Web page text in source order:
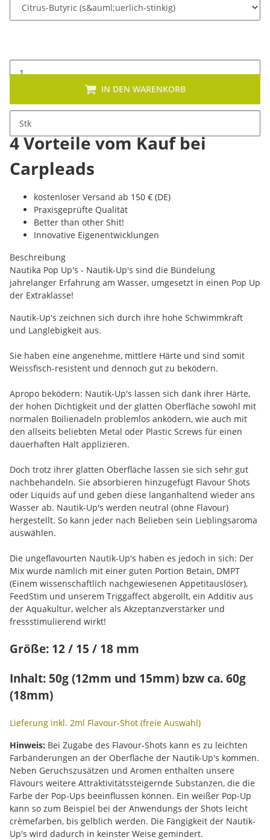
Stk
IN DEN WARENKORB
4 Vorteile vom Kauf bei
Carpleads
kostenloser Versand ab 150 € (DE)
Praxisgeprüfte Qualität
Better than other Shit!
Innovative Eigenentwicklungen
Beschreibung
Nautika Pop Up's - Nautik-Up's sind die Bündelung
jahrelanger Erfahrung am Wasser, umgesetzt in einen Pop Up
der Extraklasse!
Nautik-Up's zeichnen sich durch ihre hohe Schwimmkraft
und Langlebigkeit aus.
Sie haben eine angenehme, mittlere Härte und sind somit
Weissfisch-resistent und dennoch gut zu beködern.
Apropo beködern: Nautik-Up's lassen sich dank ihrer Härte,
der hohen Dichtigkeit und der glatten Oberfläche sowohl mit
normalen Boilienadeln problemlos anködern, wie auch mit
den allseits beliebten Metal oder Plastic Screws für einen
dauerhaften Halt applizieren.
Doch trotz ihrer glatten Oberfläche lassen sie sich sehr gut
nachbehandeln. Sie absorbieren hinzugefügt Flavour Shots
oder Liquids auf und geben diese langanhaltend wieder ans
Wasser ab. Nautik-Up's werden neutral (ohne Flavour)
hergestellt. So kann jeder nach Belieben sein Lieblingsaroma
auswählen.
Die ungeflavourten Nautik-Up's haben es jedoch in sich: Der
Mix wurde nämlich mit einer guten Portion Betain, DMPT
(Einem wissenschaftlich nachgewiesenen Appetitauslöser),
FeedStim und unserem Triggaffect abgerollt, ein Additiv aus
der Aquakultur, welcher als Akzeptanzverstärker und
fressstimulierend wirkt!
Größe: 12 / 15 / 18 mm
Inhalt: 50g (12mm und 15mm) bzw ca. 60g
(18mm)
Lieferung inkl. 2ml Flavour-Shot (freie Auswahl)
Hinweis: Bei Zugabe des Flavour-Shots kann es zu leichten
Farbänderungen an der Oberfläche der Nautik-Up's kommen.
Neben Geruchszusätzen und Aromen enthalten unsere
Flavours weitere Attraktivitätssteigernde Substanzen, die die
Farbe der Pop-Ups beeinflussen können. Ein weißer Pop-Up
kann so zum Beispiel bei der Anwendungs der Shots leicht
crèmefarben, bis gelblich werden. Die Fängigkeit der Nautik-
Up's wird dadurch in keinster Weise gemindert.